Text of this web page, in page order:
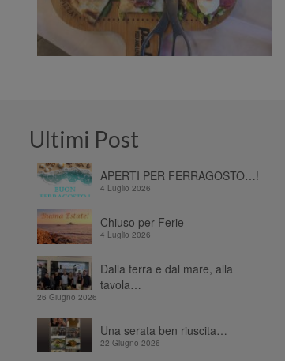
Ultimi Post
APERTI PER FERRAGOSTO…!
4 Luglio 2026
Chiuso per Ferie
4 Luglio 2026
Dalla terra e dal mare, alla
tavola…
26 Giugno 2026
Una serata ben riuscita…
22 Giugno 2026